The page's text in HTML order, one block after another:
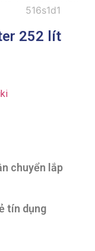
252 lít
chuyển lắp
tín dụng